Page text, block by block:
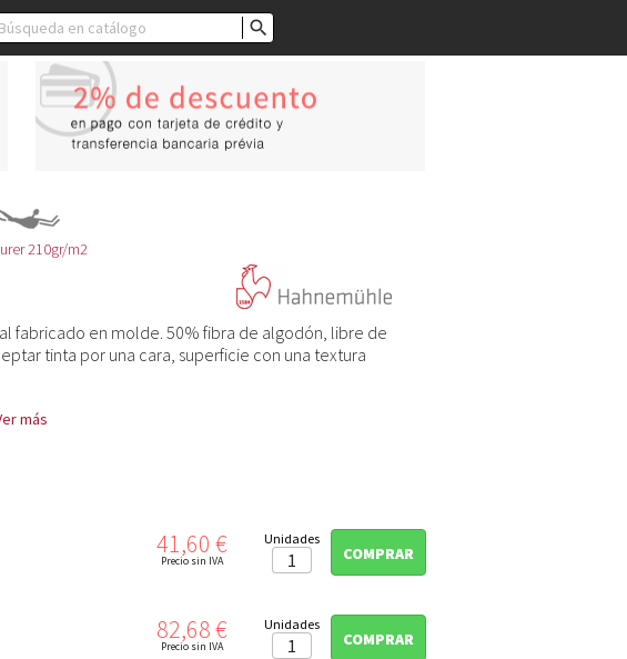

210gr/m2
fabricado en molde. 50% fibra de algodón, libre de
tinta por una cara, superficie con una textura
más
Precio
41,60 €
Precio sin IVA
Unidades
COMPRAR
Precio
82,68 €
Precio sin IVA
Unidades
COMPRAR